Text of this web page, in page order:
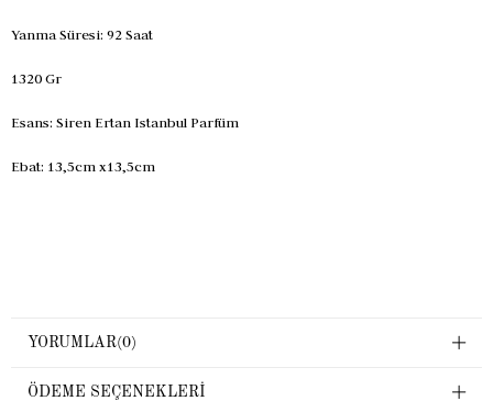
Yanma Süresi: 92 Saat
1320 Gr
Esans: Siren Ertan Istanbul Parfüm
Ebat: 13,5cm x13,5cm
YORUMLAR(0)
ÖDEME SEÇENEKLERI